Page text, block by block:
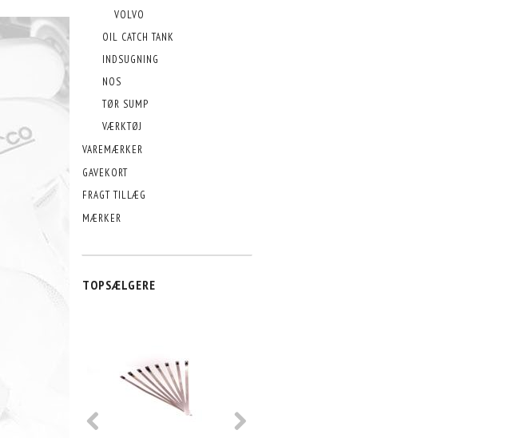
VOLVO
OIL CATCH TANK
INDSUGNING
NOS
TØR SUMP
VÆRKTØJ
VAREMÆRKER
GAVEKORT
FRAGT TILLÆG
MÆRKER
TOPSÆLGERE